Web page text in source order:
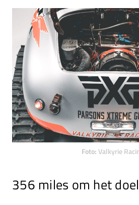
Foto: Valkyrie
356 miles om het